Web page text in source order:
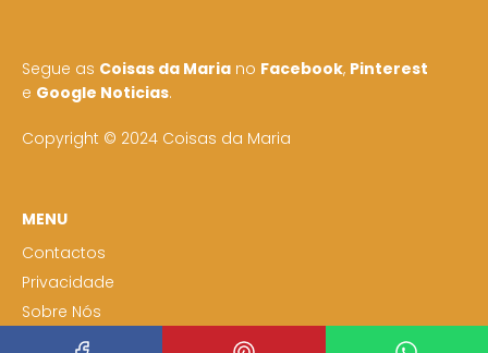
Segue as Coisas da Maria no Facebook, Pinterest
e Google Noticias.
Copyright © 2024 Coisas da Maria
MENU
Contactos
Privacidade
Sobre Nós